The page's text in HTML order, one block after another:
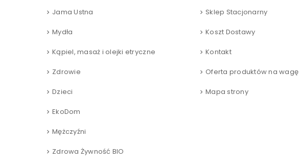
Jama Ustna
Mydła
Kąpiel, masaż i olejki etryczne
Zdrowie
Dzieci
EkoDom
Mężczyźni
Zdrowa Żywność BIO
Sklep Stacjonarny
Koszt Dostawy
Kontakt
Oferta produktów na wagę
Mapa strony